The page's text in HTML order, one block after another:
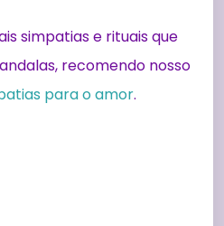
simpatias e rituais que
recomendo nosso
para o amor.